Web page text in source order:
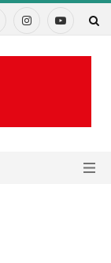
InstagramYouTube